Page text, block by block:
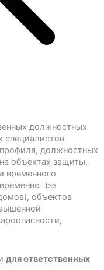
должностных
должностных
объектах защиты,
временного
(за
объектов
для ответственных